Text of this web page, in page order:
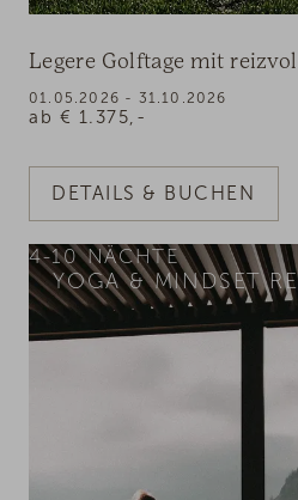
Legere Golftage mit
ab € 1.375,-
01.05.2026 - 31.10.2026
DETAILS & BUCHEN
YOGA & MINDSET
4-10NÄCHTE